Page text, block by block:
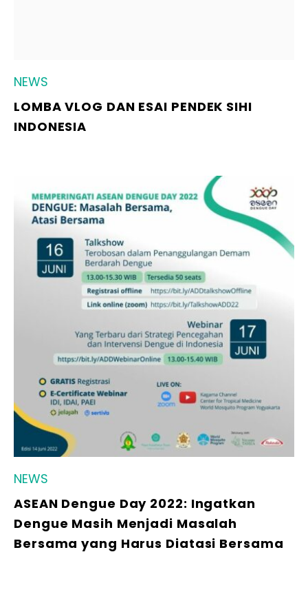
NEWS
LOMBA VLOG DAN ESAI PENDEK SIHI
INDONESIA
NEWS
ASEAN Dengue Day 2022: Ingatkan
Dengue Masih Menjadi Masalah
Bersama yang Harus Diatasi Bersama